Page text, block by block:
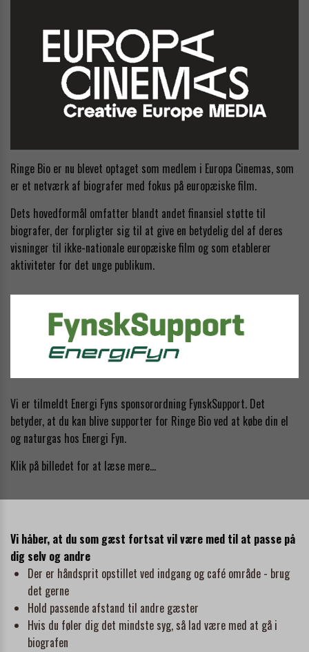
Ringe Bio er nu blevet optaget som medlem i Europa Cinemas, som
er et netværk af biografer med fokus på europæiske film.
Dets hovedformål omfatter blandt andet finansiel støtte til
biografer, der forpligter sig til at give en betydelig del af deres
visninger til ikke-nationale europæiske film og som etablerer
aktiviteter for det unge publikum.
Vi er tilmeldt Energi Fyns sponsorordning FynskSupport. Det
betyder, at du kan blive supporter for Ringe Bio ved at købe din el
og naturgas hos Energi Fyn.
Klik på billedet for at læse mere...
Vi håber, at du som gæst fortsat vil være med til at passe på
dig selv og andre
Der er håndsprit opstillet ved indgang og café område - brug
det gerne
Hold passende afstand til andre gæster
Hvis du føler dig det mindste syg, så lad være med at gå i
biografen